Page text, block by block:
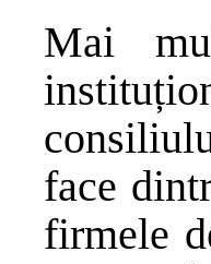
Mai
face
firmele